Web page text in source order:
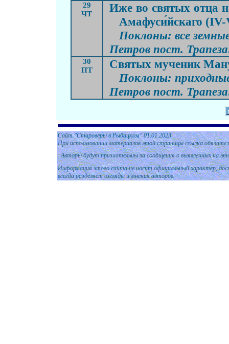
29
ЧТ
Иже во святых отца
Амафуси́йскаго
Поклоны: все
Петров пост.
30
ПТ
Святых мученик
Поклоны:
Петров пост.
Сайт"Староверы в Рыбацком" 01.01.2023
При использовании материалов этой страницы ссылка
Авторы будут признательны за сообщения о выявленных на
Информация этого сайта не носит официальный характер,
всегда разделяет взгляды и мнения авторов.